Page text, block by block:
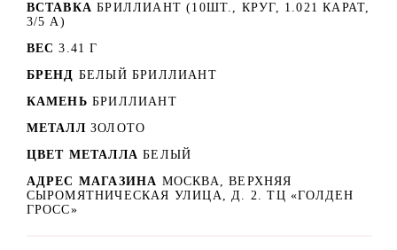
ВСТАВКА БРИЛЛИАНТ (10ШТ., КРУГ, 1.021 КАРАТ,
3/5 A)
ВЕС 3.41 Г
БРЕНД БЕЛЫЙ БРИЛЛИАНТ
КАМЕНЬ БРИЛЛИАНТ
МЕТАЛЛ ЗОЛОТО
ЦВЕТ МЕТАЛЛА БЕЛЫЙ
АДРЕС МАГАЗИНА МОСКВА, ВЕРХНЯЯ
СЫРОМЯТНИЧЕСКАЯ УЛИЦА, Д. 2. ТЦ «ГОЛДЕН
ГРОСС»